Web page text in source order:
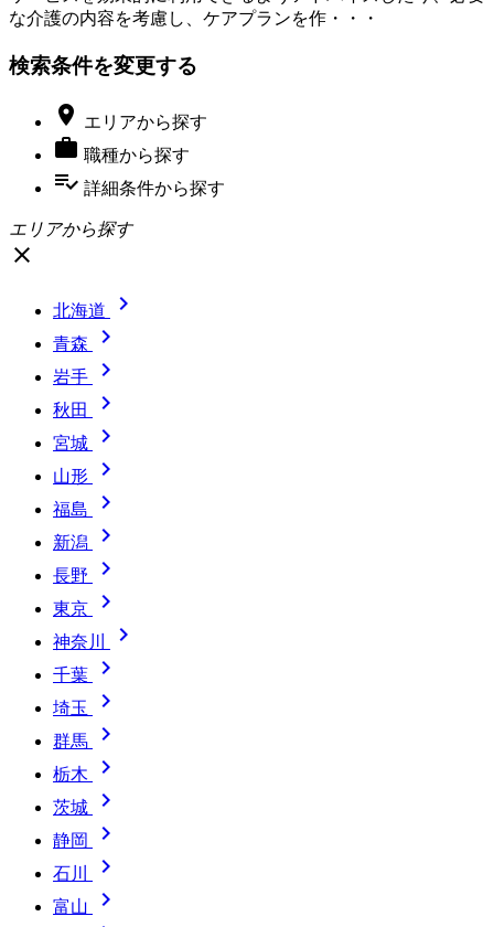
な介護の内容を考慮し、ケアプランを作・・・
検索条件を変更する
 エリアから探す
 職種から探す
playlist_add_check 詳細条件から探す
エリアから探す
close
北海道 
青森 
岩手 
秋田 
宮城 
山形 
福島 
新潟 
長野 
東京 
神奈川 
千葉 
埼玉 
群馬 
栃木 
茨城 
静岡 
石川 
富山 